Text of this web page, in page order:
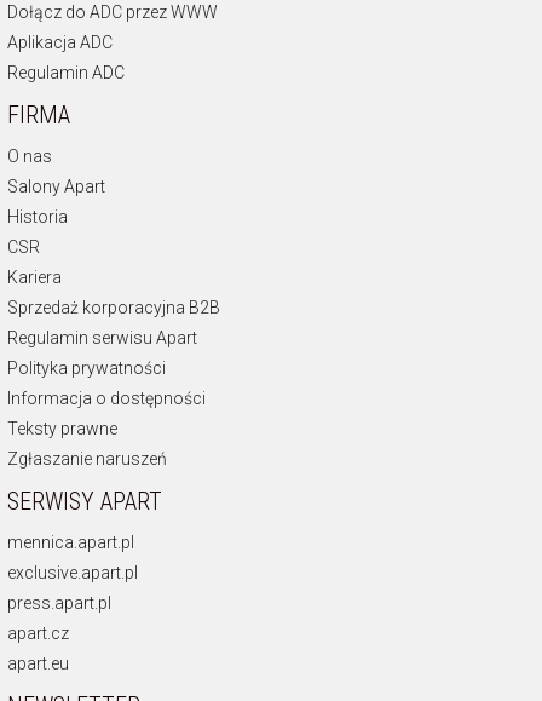
Dołącz do ADC przez WWW
Aplikacja ADC
Regulamin ADC
FIRMA
O nas
Salony Apart
Historia
CSR
Kariera
Sprzedaż korporacyjna B2B
Regulamin serwisu Apart
Polityka prywatności
Informacja o dostępności
Teksty prawne
Zgłaszanie naruszeń
SERWISY APART
mennica.apart.pl
exclusive.apart.pl
press.apart.pl
apart.cz
apart.eu